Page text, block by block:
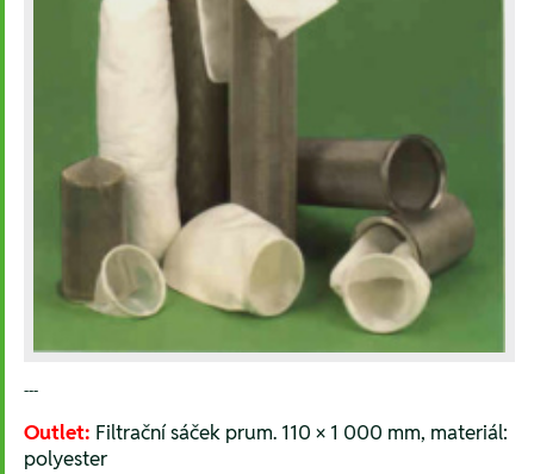
---
Outlet: Filtrační sáček prum. 110 × 1 000 mm, materiál:
polyester